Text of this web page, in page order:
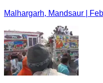
Malhargarh, Mandsaur |